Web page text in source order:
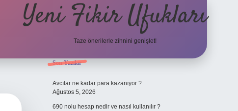
Yeni Fikir Ufukları
Taze önerilerle zihnini genişlet!
Sidebar
Son Yazılar
Avcılar ne kadar para kazanıyor ?
Ağustos 5, 2026
690 nolu hesap nedir ve nasıl kullanılır ?